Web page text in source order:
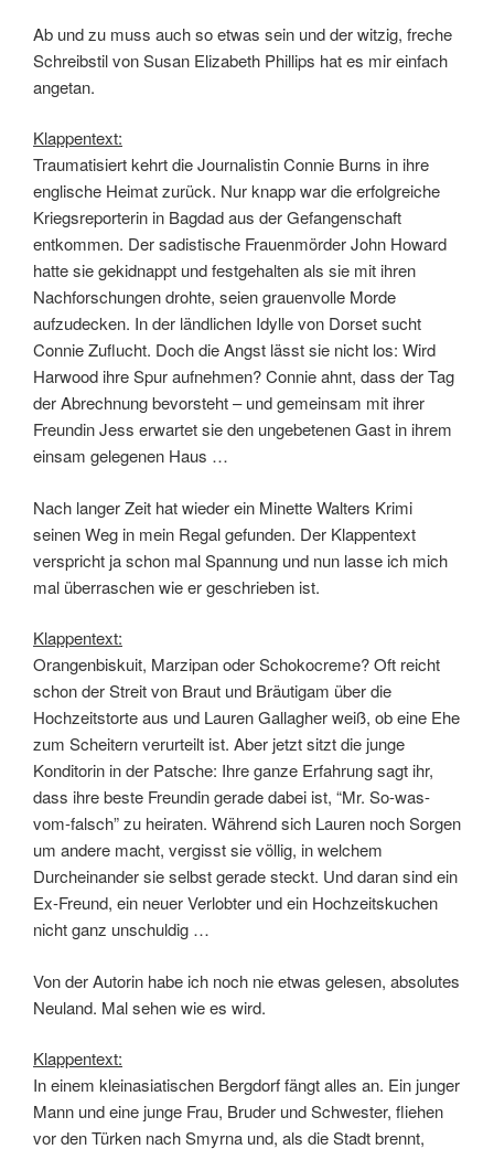
Ab und zu muss auch so etwas sein und der witzig, freche
Schreibstil von Susan Elizabeth Phillips hat es mir einfach
angetan.
Klappentext:
Traumatisiert kehrt die Journalistin Connie Burns in ihre
englische Heimat zurück. Nur knapp war die erfolgreiche
Kriegsreporterin in Bagdad aus der Gefangenschaft
entkommen. Der sadistische Frauenmörder John Howard
hatte sie gekidnappt und festgehalten als sie mit ihren
Nachforschungen drohte, seien grauenvolle Morde
aufzudecken. In der ländlichen Idylle von Dorset sucht
Connie Zuflucht. Doch die Angst lässt sie nicht los: Wird
Harwood ihre Spur aufnehmen? Connie ahnt, dass der Tag
der Abrechnung bevorsteht – und gemeinsam mit ihrer
Freundin Jess erwartet sie den ungebetenen Gast in ihrem
einsam gelegenen Haus …
Nach langer Zeit hat wieder ein Minette Walters Krimi
seinen Weg in mein Regal gefunden. Der Klappentext
verspricht ja schon mal Spannung und nun lasse ich mich
mal überraschen wie er geschrieben ist.
Klappentext:
Orangenbiskuit, Marzipan oder Schokocreme? Oft reicht
schon der Streit von Braut und Bräutigam über die
Hochzeitstorte aus und Lauren Gallagher weiß, ob eine Ehe
zum Scheitern verurteilt ist. Aber jetzt sitzt die junge
Konditorin in der Patsche: Ihre ganze Erfahrung sagt ihr,
dass ihre beste Freundin gerade dabei ist, “Mr. So-was-
vom-falsch” zu heiraten. Während sich Lauren noch Sorgen
um andere macht, vergisst sie völlig, in welchem
Durcheinander sie selbst gerade steckt. Und daran sind ein
Ex-Freund, ein neuer Verlobter und ein Hochzeitskuchen
nicht ganz unschuldig …
Von der Autorin habe ich noch nie etwas gelesen, absolutes
Neuland. Mal sehen wie es wird.
Klappentext:
In einem kleinasiatischen Bergdorf fängt alles an. Ein junger
Mann und eine junge Frau, Bruder und Schwester, fliehen
vor den Türken nach Smyrna und, als die Stadt brennt,